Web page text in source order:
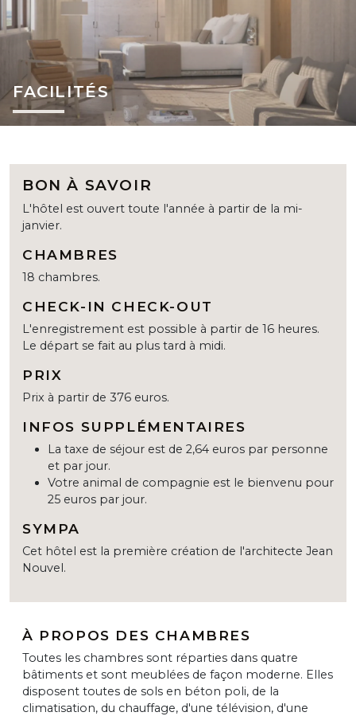
FACILITÉS
BON À SAVOIR
L'hôtel est ouvert toute l'année à partir de la mi-
janvier.
CHAMBRES
18 chambres.
CHECK-IN CHECK-OUT
L'enregistrement est possible à partir de 16 heures.
Le départ se fait au plus tard à midi.
PRIX
Prix à partir de 376 euros.
INFOS SUPPLÉMENTAIRES
La taxe de séjour est de 2,64 euros par personne
et par jour.
Votre animal de compagnie est le bienvenu pour
25 euros par jour.
SYMPA
Cet hôtel est la première création de l'architecte Jean
Nouvel.
À PROPOS DES CHAMBRES
Toutes les chambres sont réparties dans quatre
bâtiments et sont meublées de façon moderne. Elles
disposent toutes de sols en béton poli, de la
climatisation, du chauffage, d'une télévision, d'une